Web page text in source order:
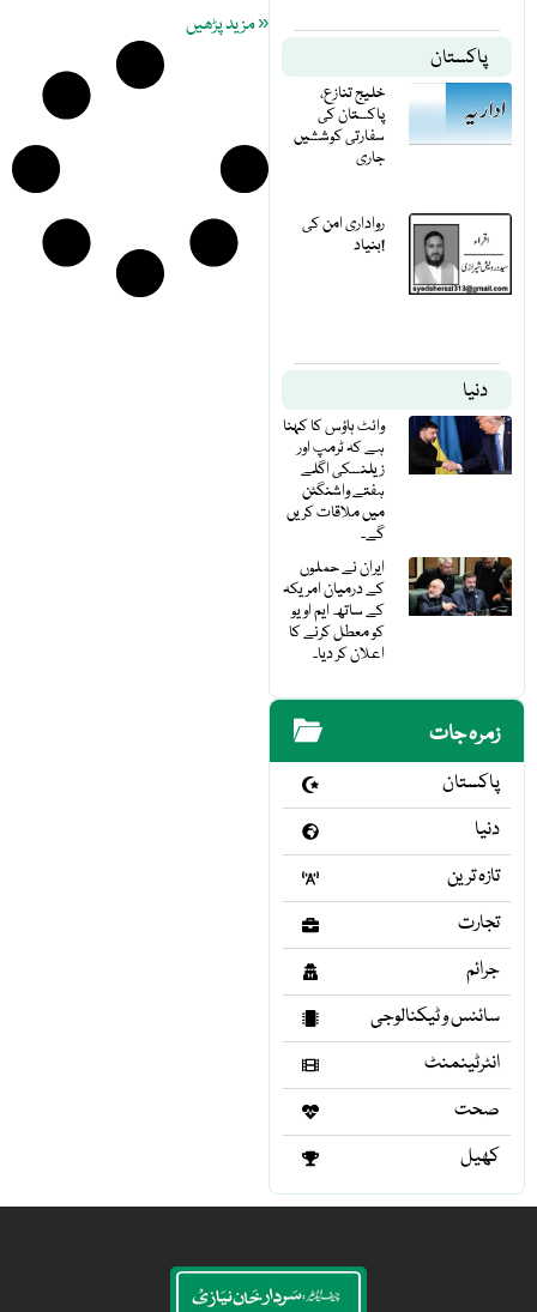
پاکستان
خلیج تنازع،
پاکستان کی
سفارتی کوششیں
جاری
رواداری امن کی
بنیاد!
دنیا
وائٹ ہاؤس کا کہنا
ہے کہ ٹرمپ اور
زیلنسکی اگلے
ہفتے واشنگٹن
میں ملاقات کریں
گے۔
ایران نے حملوں
کے درمیان امریکہ
کے ساتھ ایم او یو
کو معطل کرنے کا
اعلان کر دیا۔
زمرہ جات
پاکستان
دنیا
تازہ ترین
تجارت
جرائم
سائنس و ٹیکنالوجی
انٹرٹینمنٹ
صحت
کھیل
« مزید پڑھیں